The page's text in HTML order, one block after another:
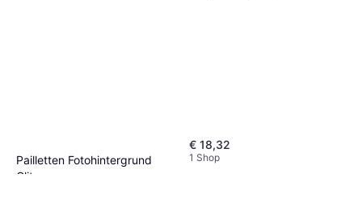
Pailletten Fotohintergrund
Glitzer
€ 18,32
1 Shop